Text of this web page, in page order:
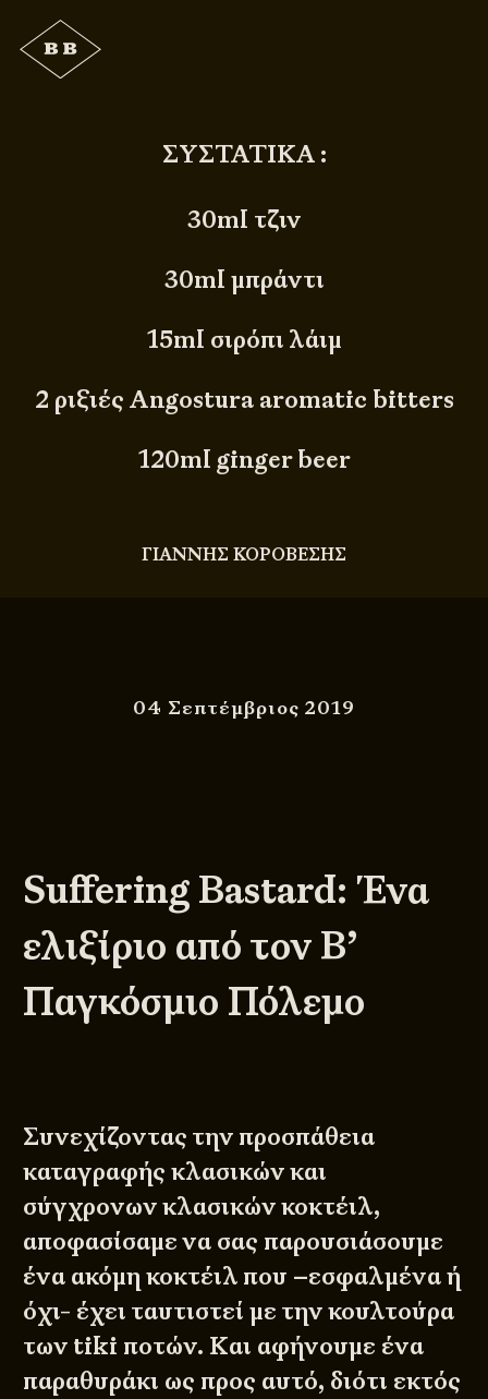
ΣΥΣΤΑΤΙΚΑ :
30ml τζιν
30ml μπράντι
15ml σιρόπι λάιμ
2 ριξιές Angostura aromatic bitters
120ml ginger beer
ΓΙΑΝΝΗΣ ΚΟΡΟΒΕΣΗΣ
04 Σεπτέμβριος 2019
Suffering Bastard: Ένα
ελιξίριο από τον Β’
Παγκόσμιο Πόλεμο
Συνεχίζοντας την προσπάθεια
καταγραφής κλασικών και
σύγχρονων κλασικών κοκτέιλ,
αποφασίσαμε να σας παρουσιάσουμε
ένα ακόμη κοκτέιλ που –εσφαλμένα ή
όχι- έχει ταυτιστεί με την κουλτούρα
των tiki ποτών. Και αφήνουμε ένα
παραθυράκι ως προς αυτό, διότι εκτός